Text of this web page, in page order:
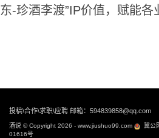
东-珍酒李渡”IP价值，赋能各
文
投稿\合作\求职\应聘 邮箱：594839858@qq.com
酒说 © Copyright 2026 - www.jiushuo99.com
冀公
01616号